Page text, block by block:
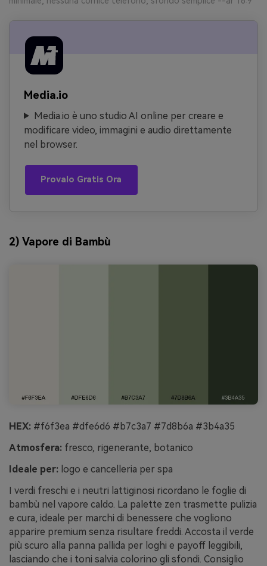
Media.io
Media.io è uno studio AI online per creare e
modificare video, immagini e audio direttamente
nel browser.
Provalo Gratis Ora
2) Vapore di Bambù
HEX: #f6f3ea #dfe6d6 #b7c3a7 #7d8b6a #3b4a35
Atmosfera: fresco, rigenerante, botanico
Ideale per: logo e cancelleria per spa
I verdi freschi e i neutri lattiginosi ricordano le foglie di
bambù nel vapore caldo. La palette zen trasmette pulizia
e cura, ideale per marchi di benessere che vogliono
apparire premium senza risultare freddi. Accosta il verde
più scuro alla panna pallida per loghi e payoff leggibili,
lasciando che i toni salvia colorino gli sfondi. Consiglio